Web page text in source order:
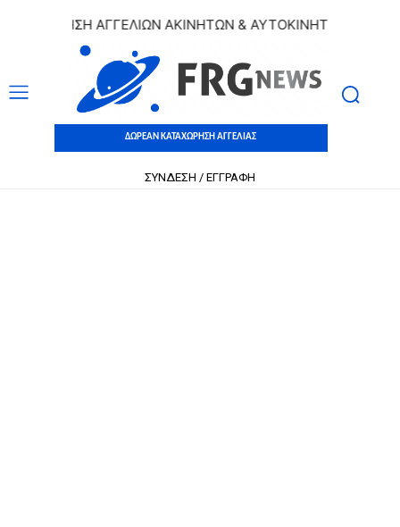
ΑΓΓΕΛΙΩΝ ΑΚΙΝΗΤΩΝ & ΑΥΤΟΚΙΝΗΤΩΝ | ΔΩΡΕΑΝ
ΔΩΡΕΑΝ ΚΑΤΑΧΩΡΗΣΗ ΑΓΓΕΛΙΑΣ
ΣΥΝΔΕΣΗ / ΕΓΓΡΑΦΗ